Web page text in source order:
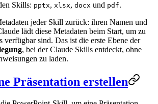
Skills: pptx, xlsx, docx und pdf.
jeder Skill zurück: ihren Namen und
lädt diese Metadaten beim Start, um zu
verfügbar sind. Das ist die erste Ebene der
, bei der Claude Skills entdeckt, ohne
zu laden.
Präsentation erstellen